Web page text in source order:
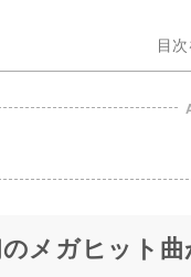
目次
メガヒット曲